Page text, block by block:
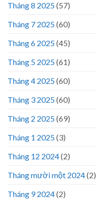
Tháng 8 2025(57)
Tháng 7 2025(60)
Tháng 6 2025(45)
Tháng 5 2025(61)
Tháng 4 2025(60)
Tháng 3 2025(60)
Tháng 2 2025(69)
Tháng 1 2025(3)
Tháng 12 2024(2)
Tháng mười một 2024(2)
Tháng 9 2024(2)